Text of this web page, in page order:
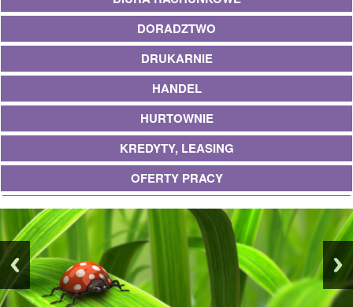
DORADZTWO
DRUKARNIE
HANDEL
HURTOWNIE
KREDYTY, LEASING
OFERTY PRACY
UBEZPIECZENIA
EKOLOGIA
BANKI, PRZELEWY, WALUTY, KANTORY
WYKOŃCZENIA